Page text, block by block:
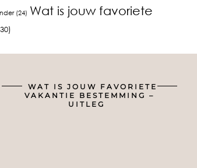
(24) Wat is jouw favoriete
WAT IS JOUW FAVORIETE
VAKANTIE BESTEMMING –
UITLEG